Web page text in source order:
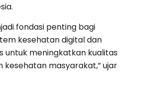
fondasi penting bagi
kesehatan digital dan
untuk meningkatkan kualitas
kesehatan masyarakat,” ujar